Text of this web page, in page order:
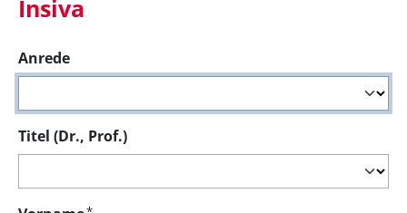
Insiva
Anrede
Titel (Dr., Prof.)